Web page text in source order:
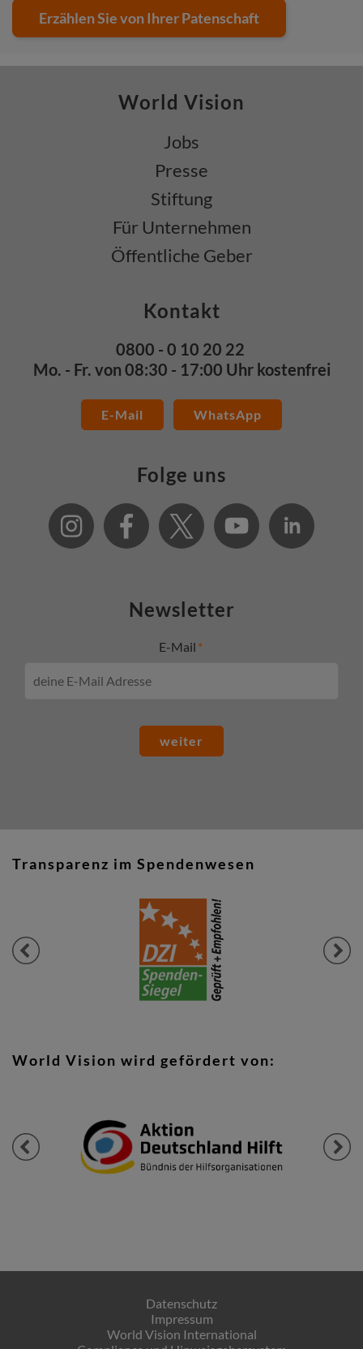
Erzählen Sie von Ihrer Patenschaft
World Vision
Jobs
Presse
Stiftung
Für Unternehmen
Öffentliche Geber
Kontakt
0800 - 0 10 20 22
Mo. - Fr. von 08:30 - 17:00 Uhr kostenfrei
E-Mail WhatsApp
Folge uns
Newsletter
E-Mail
weiter
Transparenz im Spendenwesen
Previous Next
World Vision wird gefördert von:
Previous Next
Datenschutz
Impressum
World Vision International